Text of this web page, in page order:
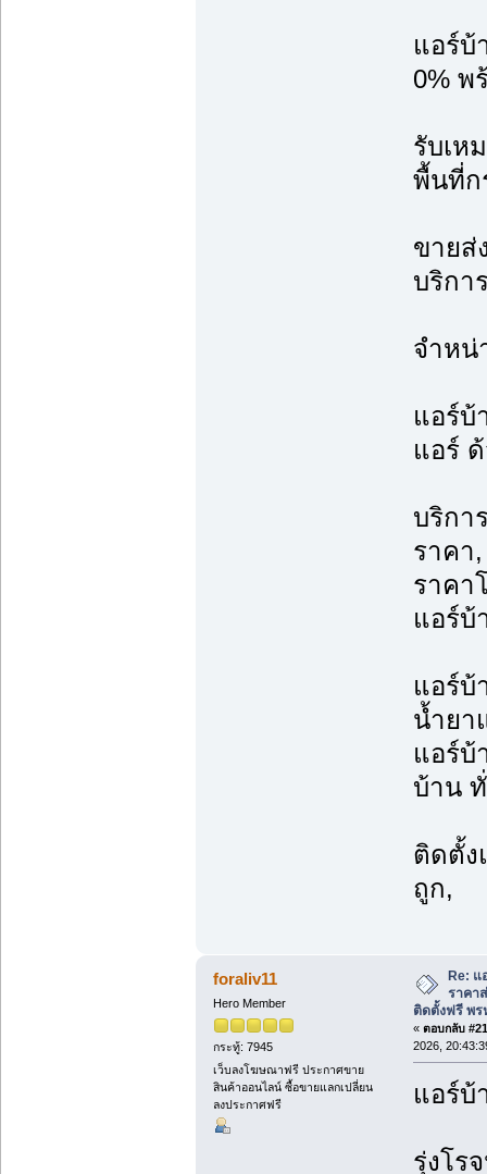
แอร์บ้
0% พ
รับเห
พื้นที่ก
ขายส่
บริกา
จำหน่
แอร์บ้
แอร์
บริกา
ราคา
ราคา
แอร์บ้
แอร์บ้
น้ำยา
แอร์บ้
บ้าน
ติดตั้ง
ถูก,
foraliv11
Hero Member
กระทู้: 7945
เว็บลงโฆษณาฟรี ประกาศขาย
สินค้าออนไลน์ ซื้อขายแลกเปลี่ยน
ลงประกาศฟรี
Re: แ
ราคา
ติดตั้งฟรี พร
« ตอบกลับ
2026,
แอร์บ้
รุ่งโร